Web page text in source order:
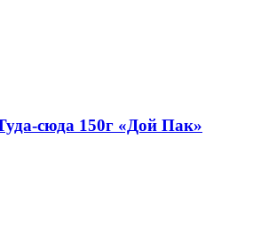
сюда 150г «Дой Пак»